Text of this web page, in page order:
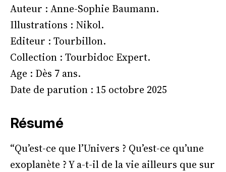
Auteur : Anne-Sophie Baumann.
Illustrations : Nikol.
Editeur : Tourbillon.
Collection : Tourbidoc Expert.
Age : Dès 7 ans.
Date de parution : 15 octobre 2025
Résumé
“Qu’est-ce que l’Univers ? Qu’est-ce qu’une
exoplanète ? Y a-t-il de la vie ailleurs que sur